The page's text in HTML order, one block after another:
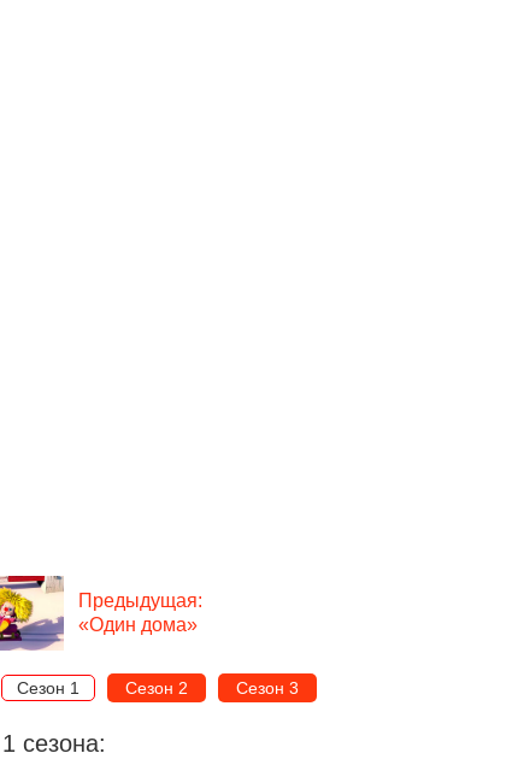
Предыдущая:
«Один дома»
Сезон 1 Сезон 2 Сезон 3
сезона: